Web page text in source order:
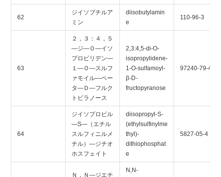
62
ジイソブチルア
ミン
diisobutylamin
e
110-96-3
63
２，３：４，５
―ジ―Ｏ―イソ
プロピリデン―
１―Ｏ―スルフ
ァモイル―ベー
タ―Ｄ―フルク
トピラノース
2,3:4,5-di-O-
isopropylidene-
1-O-sulfamoyl-
β-D-
fructopyranose
97240-79-4
64
ジイソプロピル
―S―（エチル
スルフィニルメ
チル）―ジチオ
ホスフェイト
diisopropyl-S-
(ethylsulfinylme
thyl)-
dithiophosphat
e
5827-05-4
Ｎ，Ｎ―ジエチ
N,N-